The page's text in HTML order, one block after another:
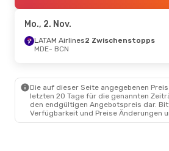
Air Europa
Mo., 2. Nov.
LATAM Airlines2 Zwischenstopps
MDE- BCN
Die auf dieser Seite angegebenen
letzten 20 Tage für die genannten
den endgültigen Angebotspreis dar.
Verfügbarkeit und Preise Änderungen